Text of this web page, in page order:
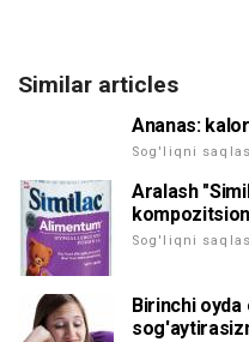
Similar articles
Ananas:
Sog'liqni
Aralash
Sog'liqni
Birinchi